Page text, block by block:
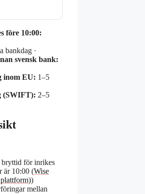
före 10:00:
bankdag ·
svensk bank:
inom EU: 1–5
(SWIFT): 2–5
bryttid för inrikes
är 10:00 (Wise
)
mellan